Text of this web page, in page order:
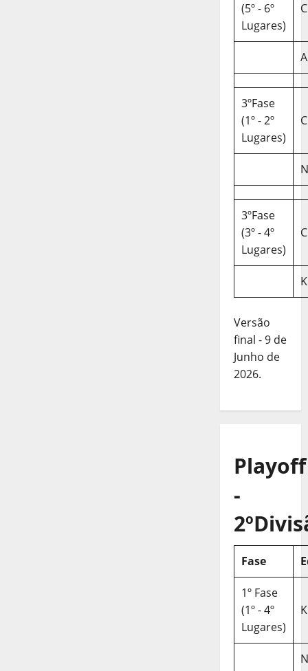
(5º - 6º
Lugares)
3ºFase
(1º - 2º
Lugares)
3ºFase
(3º - 4º
Lugares)
Versão
final - 9 de
Junho de
2026.
Playoff
-
Fase
1º Fase
(1º - 4º
Lugares)